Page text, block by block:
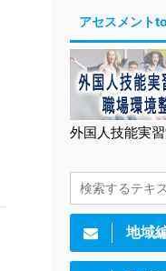
アセスメント
外国人技能実
地域